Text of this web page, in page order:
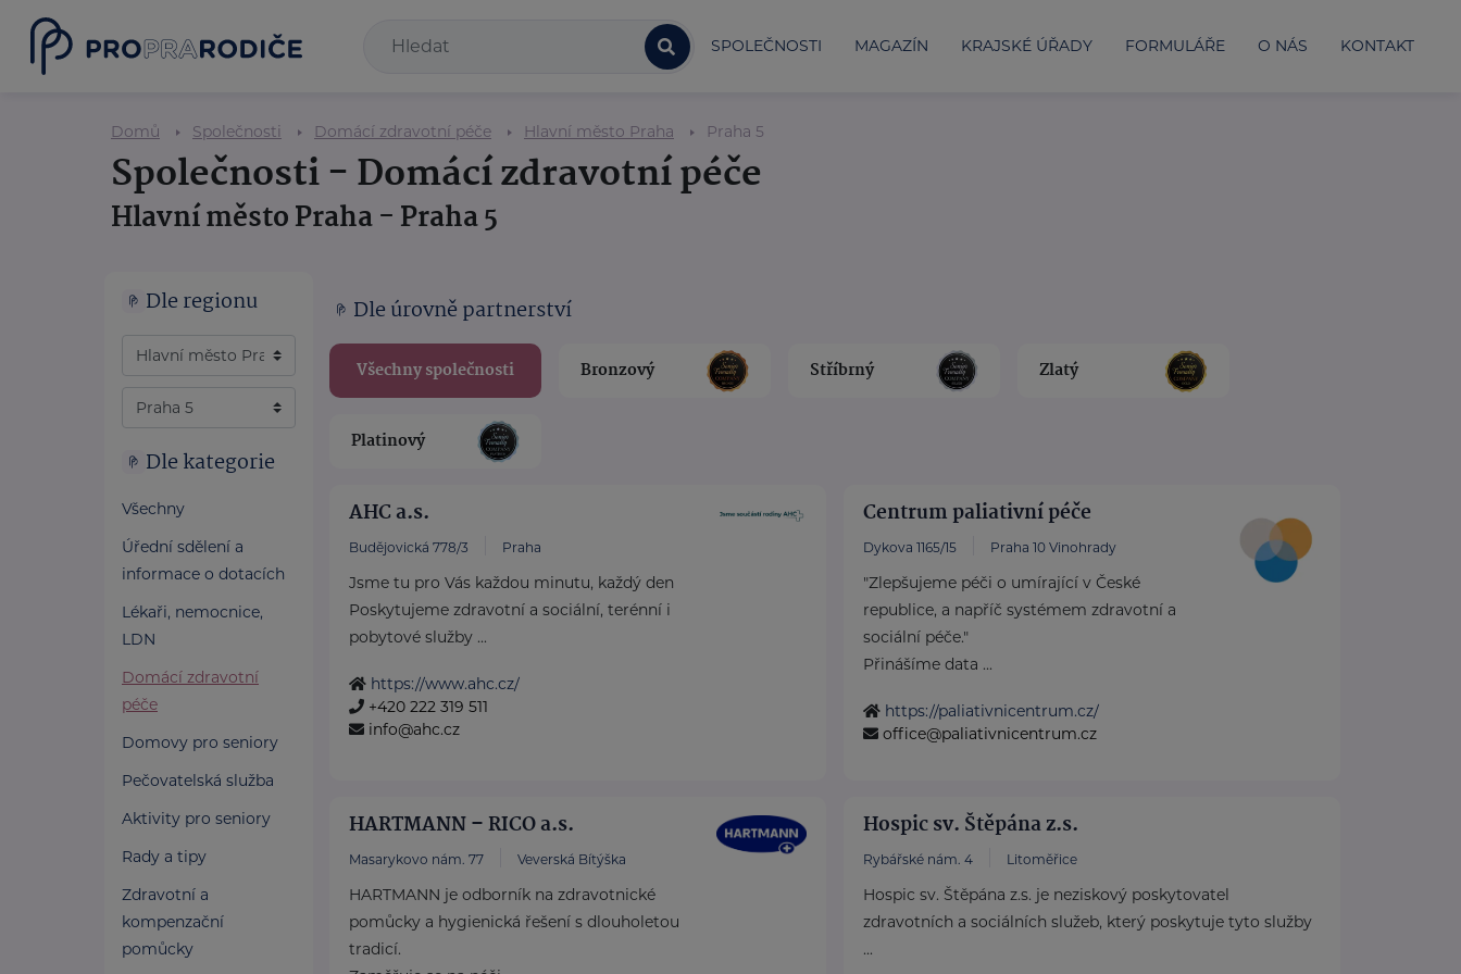
SPOLEČNOSTI MAGAZÍN KRAJSKÉ ÚŘADY FORMULÁŘE O NÁS KONTAKT
Domů Společnosti Domácí zdravotní péče Hlavní město Praha Praha 5
Společnosti - Domácí zdravotní péče
Hlavní město Praha - Praha 5
Dle regionu
Dle kategorie
Všechny
Úřední sdělení a
informace o dotacích
Lékaři, nemocnice,
LDN
Domácí zdravotní
péče
Domovy pro seniory
Pečovatelská služba
Aktivity pro seniory
Rady a tipy
Zdravotní a
kompenzační
pomůcky
Dle úrovně partnerství
Všechny společnosti Bronzový Stříbrný Zlatý
Platinový
AHC a.s.
Budějovická 778/3 Praha
Jsme tu pro Vás každou minutu, každý den
Poskytujeme zdravotní a sociální, terénní i
pobytové služby ...
https://www.ahc.cz/
+420 222 319 511
info@ahc.cz
Centrum paliativní péče
Dykova 1165/15 Praha 10 Vinohrady
"Zlepšujeme péči o umírající v České
republice, a napříč systémem zdravotní a
sociální péče."
Přinášíme data ...
https://paliativnicentrum.cz/
office@paliativnicentrum.cz
HARTMANN – RICO a.s.
Masarykovo nám. 77 Veverská Bítýška
HARTMANN je odborník na zdravotnické
pomůcky a hygienická řešení s dlouholetou
tradicí.
Hospic sv. Štěpána z.s.
Rybářské nám. 4 Litoměřice
Hospic sv. Štěpána z.s. je neziskový poskytovatel
zdravotních a sociálních služeb, který poskytuje tyto služby
...